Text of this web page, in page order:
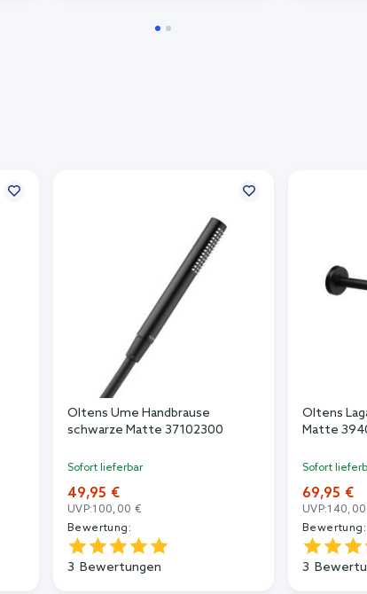
Oltens Ume Handbrause
schwarze Matte 37102300
Sofort lieferbar
49,95 €
UVP:100,00 €
Bewertung:
3 Bewertungen
Oltens
Matte
Sofort
69,95 €
UVP:
Bewertung:
3